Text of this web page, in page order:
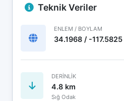
Teknik Veriler
ENLEM / BOYLAM
34.1968 / -117.5825
DERINLIK
4.8 km
Sığ Odak